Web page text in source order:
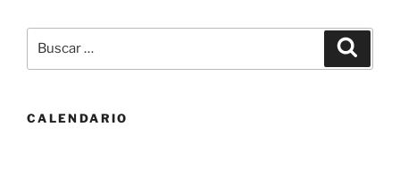
por:
CALENDARIO